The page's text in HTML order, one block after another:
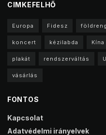
CIMKEFELHŐ
Europa Fidesz
koncert kézilabda Kína
plakát rendszerváltás
vásárlás
FONTOS
Kapcsolat
Adatvédelmi irányelvek